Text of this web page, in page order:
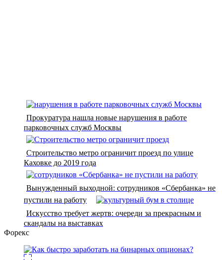
Прокуратура нашла новые нарушения в работе
парковочных служб Москвы
Строительство метро ограничит проезд по улице
Каховке до 2019 года
Вынужденный выходной: сотрудников «Сбербанка» не
пустили на работу
Искусство требует жертв: очереди за прекрасным и
скандалы на выставках
Форекс